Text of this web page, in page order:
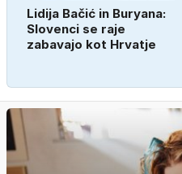
Lidija Bačić in Buryana:
Slovenci se raje
zabavajo kot Hrvatje